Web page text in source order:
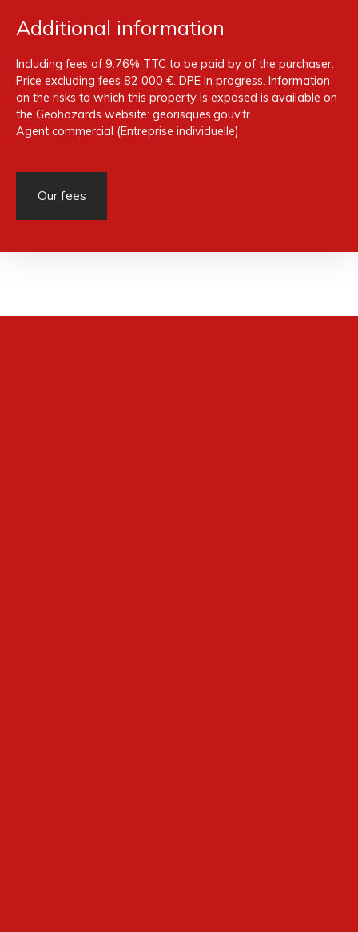
Additional information
Including fees of 9.76% TTC to be paid by of the purchaser.
Price excluding fees 82 000 €. DPE in progress. Information
on the risks to which this property is exposed is available on
the Geohazards website: georisques.gouv.fr.
Agent commercial (Entreprise individuelle)
Our fees